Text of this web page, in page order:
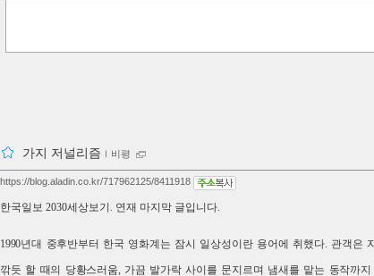
가지 저널리즘 ｌ 비평
https://blog.aladin.co.kr/717962125/8411918
한국일보 2030세상보기. 연재 마지막 글입니다.
1990년대 중후반부터 한국 영화계는 잠시 일상성이란 용어에 취했다. 관객은
깎듯 할 때의 당황스러움, 가끔 발가락 사이를 문지르며 냄새를 맡는 동작까